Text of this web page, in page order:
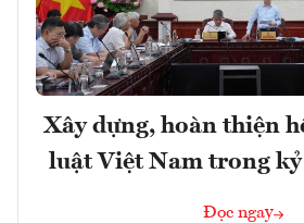
Xây dựng, hoàn thiện
luật Việt Nam trong
Đọc ngay